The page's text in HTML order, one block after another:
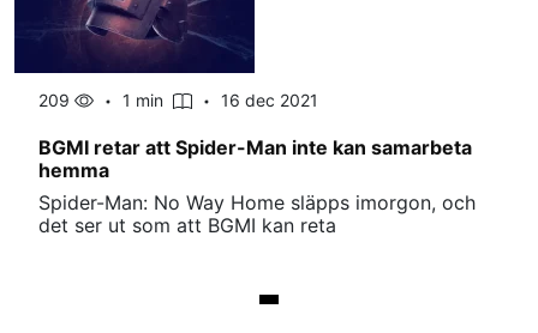
209 1 min 16 dec 2021
BGMI retar att Spider-Man inte kan samarbeta
hemma
Spider-Man: No Way Home släpps imorgon, och
det ser ut som att BGMI kan reta